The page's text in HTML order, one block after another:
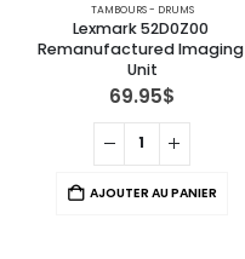
TAMBOURS - DRUMS
Lexmark 52D0Z00
Remanufactured Imaging
Unit
69.95$
AJOUTER AU PANIER